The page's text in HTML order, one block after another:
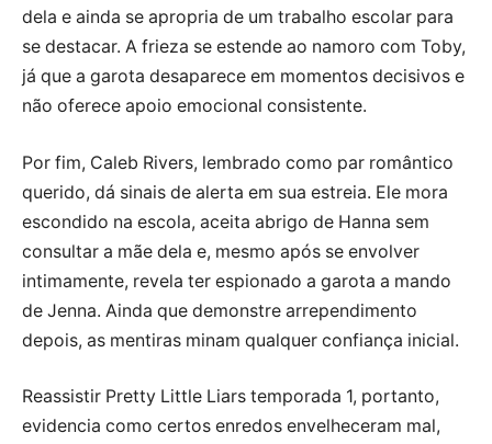
dela e ainda se apropria de um trabalho escolar para
se destacar. A frieza se estende ao namoro com Toby,
já que a garota desaparece em momentos decisivos e
não oferece apoio emocional consistente.
Por fim, Caleb Rivers, lembrado como par romântico
querido, dá sinais de alerta em sua estreia. Ele mora
escondido na escola, aceita abrigo de Hanna sem
consultar a mãe dela e, mesmo após se envolver
intimamente, revela ter espionado a garota a mando
de Jenna. Ainda que demonstre arrependimento
depois, as mentiras minam qualquer confiança inicial.
Reassistir Pretty Little Liars temporada 1, portanto,
evidencia como certos enredos envelheceram mal,